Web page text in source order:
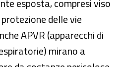
esposta, compresi viso
delle vie
APVR (apparecchi di
mirano a